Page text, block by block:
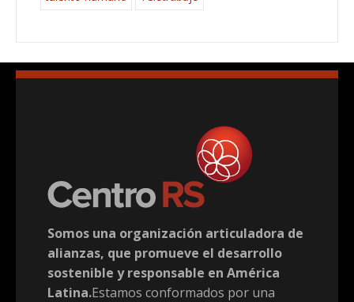
Somos una organización articuladora de
alianzas, que promueve el desarrollo
sostenible y responsable en América
Latina.Estamos conformados por una